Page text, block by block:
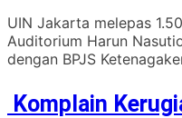
UIN Jakarta melepas
Auditorium Harun
dengan BPJS
Komplain